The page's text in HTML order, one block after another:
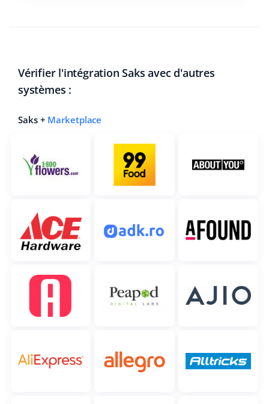
Vérifier l'intégration Saks avec d'autres
systèmes :
Saks + Marketplace